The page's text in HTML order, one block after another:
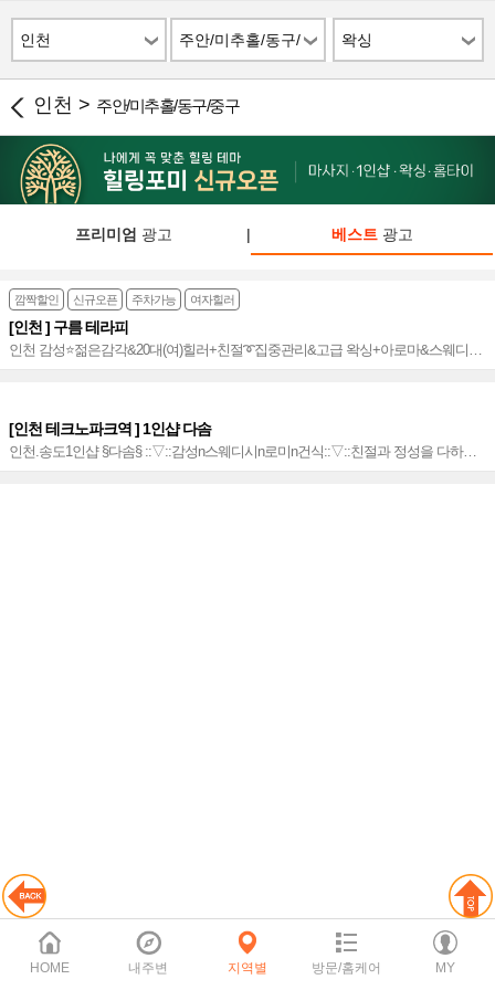
인천
주안/미추홀/동구/
중구
왁싱
인천 > 주안/미추홀/동구/중구
프리미엄 광고 | 베스트광고
깜짝할인 신규오픈 주차가능 여자힐러
[인천 ] 구름 테라피
인천 감성⭐️젊은감각&20대(여)힐러+친절➰집중관리&고급 왁싱+아로마&스웨디시
➰프리미엄급 힐링샵~⭐️
[인천 테크노파크역 ] 1인샵 다솜
인천.송도1인샵 §다솜§ ::▽::감성n스웨디시n로미n건식::▽::친절과 정성을 다하는
테라피::▽::정성 듬뿍 담은 테라피
HOME 내주변 지역별 방문/홈케어 MY